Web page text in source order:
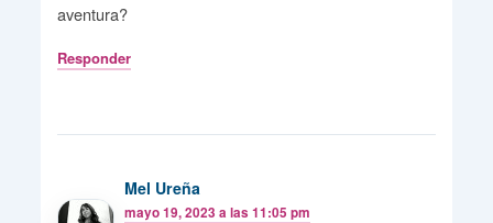
aventura?
Responder
Mel Ureña
mayo 19, 2023 a las 11:05 pm